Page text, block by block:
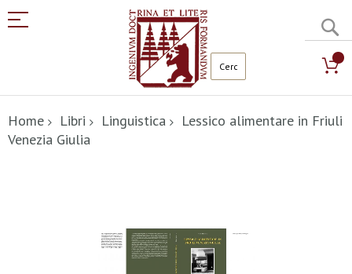
al
contenuto
Home Libri Linguistica
Lessico alimentare in Friuli
Venezia Giulia